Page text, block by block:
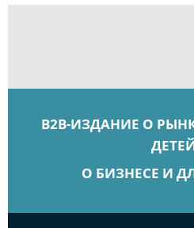
B2B-ИЗДАНИЕ О
О БИЗНЕСЕ И